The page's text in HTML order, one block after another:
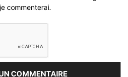
commenterai.